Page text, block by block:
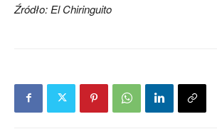
Źródło: El Chiringuito